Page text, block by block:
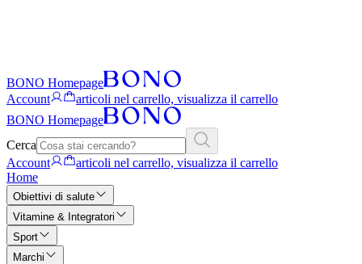
BONO Homepage
Account
articoli nel carrello, visualizza il carrello
BONO Homepage
Cerca
Account
articoli nel carrello, visualizza il carrello
Home
Obiettivi di salute
Vitamine & Integratori
Sport
Marchi